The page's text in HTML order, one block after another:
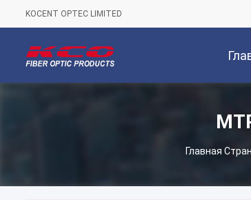
KOCENT OPTEC LIMITED
Главная